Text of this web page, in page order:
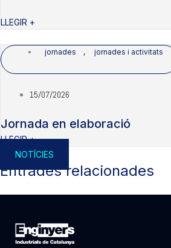
LLEGIR +
jornades , jornades i activitats
15/07/2026
Jornada en elaboració
LLEGIR +
NOTÍCIES
Entrades relacionades